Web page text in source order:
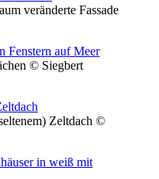
veränderte Fassade
© Siegbert
Zeltdach ©